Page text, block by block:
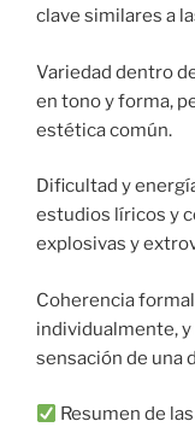
clave similares a
Variedad dentro
en tono y forma,
estética común.
Dificultad y
estudios líricos y
explosivas y
Coherencia
individualmente,
sensación de una
Resumen de